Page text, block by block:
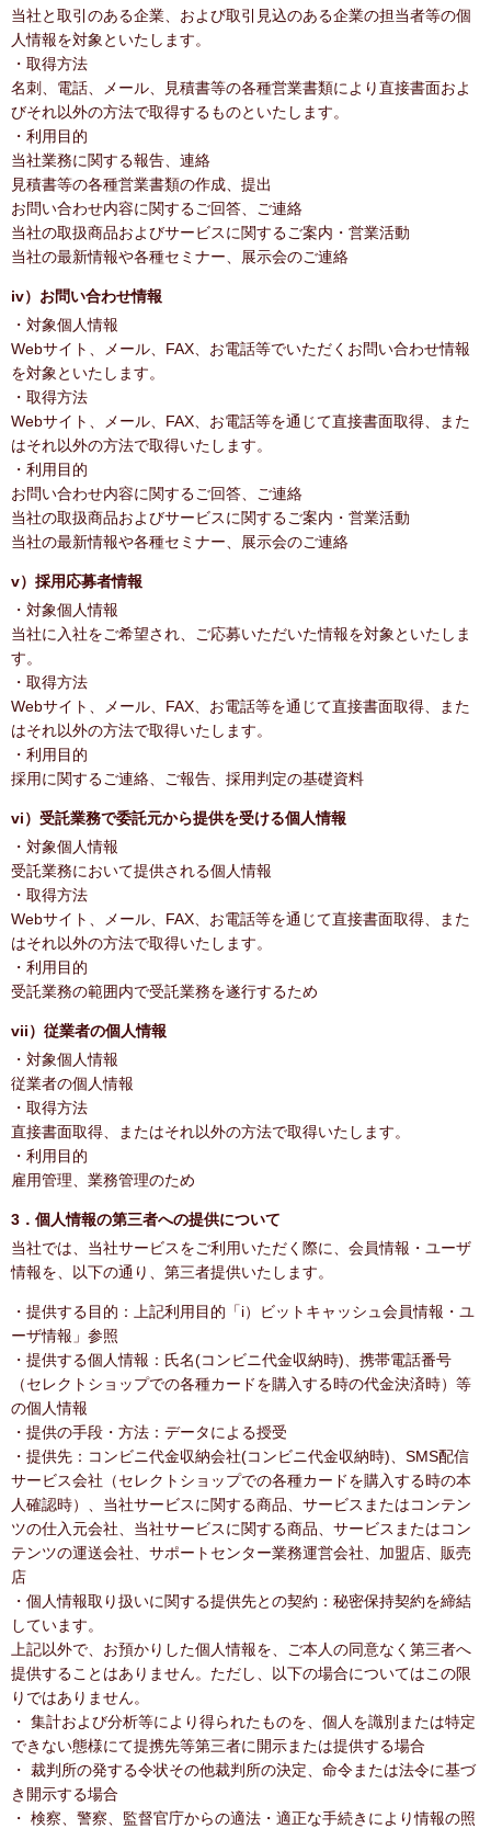
当社と取引のある企業、および取引見込のある企業の担当者等の個
人情報を対象といたします。
・取得方法
名刺、電話、メール、見積書等の各種営業書類により直接書面およ
びそれ以外の方法で取得するものといたします。
・利用目的
当社業務に関する報告、連絡
見積書等の各種営業書類の作成、提出
お問い合わせ内容に関するご回答、ご連絡
当社の取扱商品およびサービスに関するご案内・営業活動
当社の最新情報や各種セミナー、展示会のご連絡
iv）お問い合わせ情報
・対象個人情報
Webサイト、メール、FAX、お電話等でいただくお問い合わせ情報
を対象といたします。
・取得方法
Webサイト、メール、FAX、お電話等を通じて直接書面取得、また
はそれ以外の方法で取得いたします。
・利用目的
お問い合わせ内容に関するご回答、ご連絡
当社の取扱商品およびサービスに関するご案内・営業活動
当社の最新情報や各種セミナー、展示会のご連絡
v）採用応募者情報
・対象個人情報
当社に入社をご希望され、ご応募いただいた情報を対象といたしま
す。
・取得方法
Webサイト、メール、FAX、お電話等を通じて直接書面取得、また
はそれ以外の方法で取得いたします。
・利用目的
採用に関するご連絡、ご報告、採用判定の基礎資料
vi）受託業務で委託元から提供を受ける個人情報
・対象個人情報
受託業務において提供される個人情報
・取得方法
Webサイト、メール、FAX、お電話等を通じて直接書面取得、また
はそれ以外の方法で取得いたします。
・利用目的
受託業務の範囲内で受託業務を遂行するため
vii）従業者の個人情報
・対象個人情報
従業者の個人情報
・取得方法
直接書面取得、またはそれ以外の方法で取得いたします。
・利用目的
雇用管理、業務管理のため
3．個人情報の第三者への提供について
当社では、当社サービスをご利用いただく際に、会員情報・ユーザ
情報を、以下の通り、第三者提供いたします。
・提供する目的：上記利用目的「i）ビットキャッシュ会員情報・ユ
ーザ情報」参照
・提供する個人情報：氏名(コンビニ代金収納時)、携帯電話番号
（セレクトショップでの各種カードを購入する時の代金決済時）等
の個人情報
・提供の手段・方法：データによる授受
・提供先：コンビニ代金収納会社(コンビニ代金収納時)、SMS配信
サービス会社（セレクトショップでの各種カードを購入する時の本
人確認時）、当社サービスに関する商品、サービスまたはコンテン
ツの仕入元会社、当社サービスに関する商品、サービスまたはコン
テンツの運送会社、サポートセンター業務運営会社、加盟店、販売
店
・個人情報取り扱いに関する提供先との契約：秘密保持契約を締結
しています。
上記以外で、お預かりした個人情報を、ご本人の同意なく第三者へ
提供することはありません。ただし、以下の場合についてはこの限
りではありません。
・ 集計および分析等により得られたものを、個人を識別または特定
できない態様にて提携先等第三者に開示または提供する場合
・ 裁判所の発する令状その他裁判所の決定、命令または法令に基づ
き開示する場合
・ 検察、警察、監督官庁からの適法・適正な手続きにより情報の照